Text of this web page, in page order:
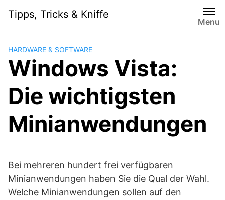
content
Tipps, Tricks & Kniffe
Menu
HARDWARE & SOFTWARE
Windows Vista:
Die wichtigsten
Minianwendungen
Bei mehreren hundert frei verfügbaren
Minianwendungen haben Sie die Qual der Wahl.
Welche Minianwendungen sollen auf den